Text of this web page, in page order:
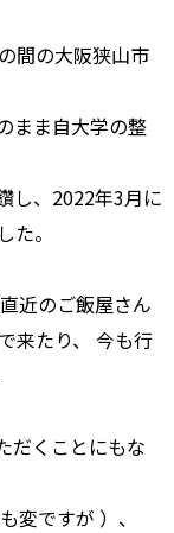
間の大阪狭山市
まま自大学の整
し、2022年3月に
。
近のご飯屋さん
来たり、 今も行
だくことにもな
変ですが ）、